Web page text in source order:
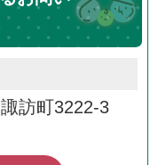
訪町3222-3